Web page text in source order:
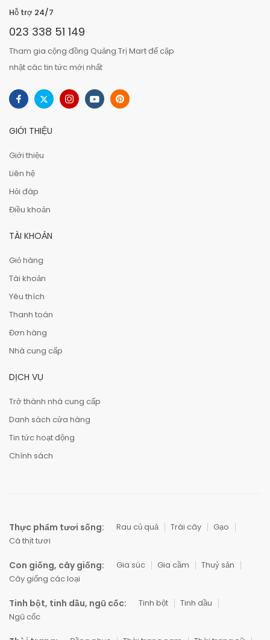
Hỗ trợ 24/7
023 338 51 149
Tham gia cộng đồng Quảng Trị Mart để cập
nhật các tin tức mới nhất
GIỚI THIỆU
Giới thiệu
Liên hệ
Hỏi đáp
Điều khoản
TÀI KHOẢN
Giỏ hàng
Tài khoản
Yêu thích
Thanh toán
Đơn hàng
Nhà cung cấp
DỊCH VỤ
Trở thành nhà cung cấp
Danh sách cửa hàng
Tin tức hoạt động
Chính sách
Thực phẩm tươi sống: Rau củ quả Trái cây
Gạo
Cá thịt tươi
Con giống, cây giống: Gia súc Gia cầm
Thuỷ sản
Cây giống các loại
Tinh bột, tinh dầu, ngũ cốc: Tinh bột
Tinh dầu
Ngũ cốc